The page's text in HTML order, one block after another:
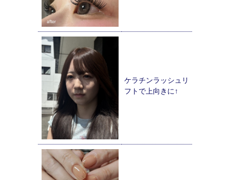
ケラチンラッシュリ
フトで上向きに↑